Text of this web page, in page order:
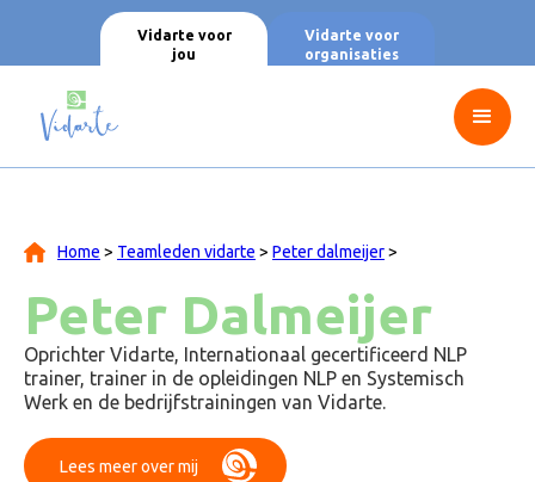
Vidarte voor
jou
Vidarte voor
organisaties
Home > Teamleden vidarte > Peter dalmeijer>
Peter Dalmeijer
Oprichter Vidarte, Internationaal gecertificeerd NLP
trainer, trainer in de opleidingen NLP en Systemisch
Werk en de bedrijfstrainingen van Vidarte.
Lees meer over mij